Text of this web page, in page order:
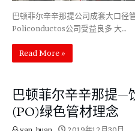
巴顿菲尔辛辛那提公司成套大口径
Policonductos公司受益良多 大…
Read More »
巴顿菲尔辛辛那提—
(PO)绿色管材理念